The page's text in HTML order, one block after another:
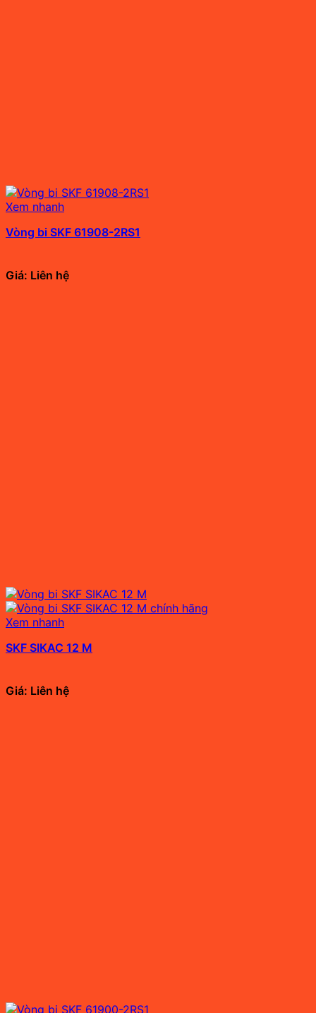
Xem nhanh
Vòng bi SKF 61908-2RS1
Giá: Liên hệ
Xem nhanh
SKF SIKAC 12 M
Giá: Liên hệ